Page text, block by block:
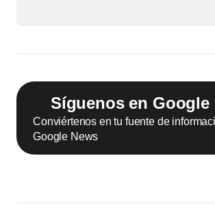
Síguenos en Google
Conviértenos en tu fuente de
Google News